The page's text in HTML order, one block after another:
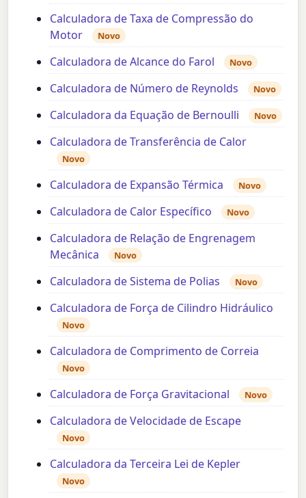
Calculadora de Taxa de Compressão do
Motor
Novo
Calculadora de Alcance do Farol Novo
Calculadora de Número de Reynolds Novo
Calculadora da Equação de Bernoulli Novo
Calculadora de Transferência de Calor
Novo
Calculadora de Expansão Térmica Novo
Calculadora de Calor Específico Novo
Calculadora de Relação de Engrenagem
Mecânica
Novo
Calculadora de Sistema de Polias Novo
Calculadora de Força de Cilindro Hidráulico
Novo
Calculadora de Comprimento de Correia
Novo
Calculadora de Força Gravitacional Novo
Calculadora de Velocidade de Escape
Novo
Calculadora da Terceira Lei de Kepler
Novo